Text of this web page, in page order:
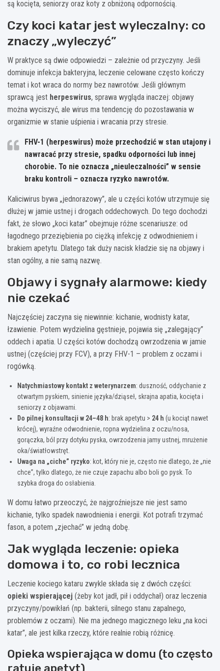
są kocięta, seniorzy oraz koty z obniżoną odpornością.
Czy koci katar jest wyleczalny: co
znaczy „wyleczyć”
W praktyce są dwie odpowiedzi – zależnie od przyczyny. Jeśli
dominuje infekcja bakteryjna, leczenie celowane często kończy
temat i kot wraca do normy bez nawrotów. Jeśli głównym
sprawcą jest herpeswirus, sprawa wygląda inaczej: objawy
można wyciszyć, ale wirus ma tendencję do pozostawania w
organizmie w stanie uśpienia i wracania przy stresie.
FHV-1 (herpeswirus) może przechodzić w stan utajony i
nawracać przy stresie, spadku odporności lub innej
chorobie. To nie oznacza „nieuleczalności” w sensie
braku kontroli – oznacza ryzyko nawrotów.
Kaliciwirus bywa „jednorazowy”, ale u części kotów utrzymuje się
dłużej w jamie ustnej i drogach oddechowych. Do tego dochodzi
fakt, że słowo „koci katar” obejmuje różne scenariusze: od
łagodnego przeziębienia po ciężką infekcję z odwodnieniem i
brakiem apetytu. Dlatego tak duży nacisk kładzie się na objawy i
stan ogólny, a nie samą nazwę.
Objawy i sygnały alarmowe: kiedy
nie czekać
Najczęściej zaczyna się niewinnie: kichanie, wodnisty katar,
łzawienie. Potem wydzielina gęstnieje, pojawia się „zalegający”
oddech i apatia. U części kotów dochodzą owrzodzenia w jamie
ustnej (częściej przy FCV), a przy FHV-1 – problem z oczami i
rogówką.
Natychmiastowy kontakt z weterynarzem: duszność, oddychanie z
otwartym pyskiem, sinienie języka/dziąseł, skrajna apatia, kocięta i
seniorzy z objawami.
Do pilnej konsultacji w 24–48 h: brak apetytu > 24 h (u kociąt nawet
krócej), wyraźne odwodnienie, ropna wydzielina z oczu/nosa,
gorączka, ból przy dotyku pyska, owrzodzenia jamy ustnej, mrużenie
oka/światłowstręt.
Uwaga na „ciche” ryzyko: kot, który nie je, często nie dlatego, że „nie
chce”, tylko dlatego, że nie czuje zapachu albo boli go pysk. To
szybka droga do osłabienia.
W domu łatwo przeoczyć, że najgroźniejsze nie jest samo
kichanie, tylko spadek nawodnienia i energii. Kot potrafi trzymać
fason, a potem „zjechać” w jedną dobę.
Jak wygląda leczenie: opieka
domowa i to, co robi lecznica
Leczenie kociego kataru zwykle składa się z dwóch części:
opieki wspierającej (żeby kot jadł, pił i oddychał) oraz leczenia
przyczyny/powikłań (np. bakterii, silnego stanu zapalnego,
problemów z oczami). Nie ma jednego magicznego leku „na koci
katar”, ale jest kilka rzeczy, które realnie robią różnicę.
Opieka wspierająca w domu (to często
ratuje apetyt)